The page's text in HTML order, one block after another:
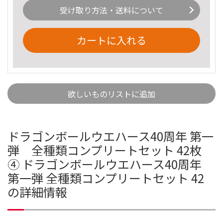
受け取り方法・送料について
カートに入れる
欲しいものリストに追加
ドラゴンボールウエハース40周年 第一
弾 全種類コンプリートセット 42枚
④ ドラゴンボールウエハース40周年
第一弾 全種類コンプリートセット 42
の詳細情報